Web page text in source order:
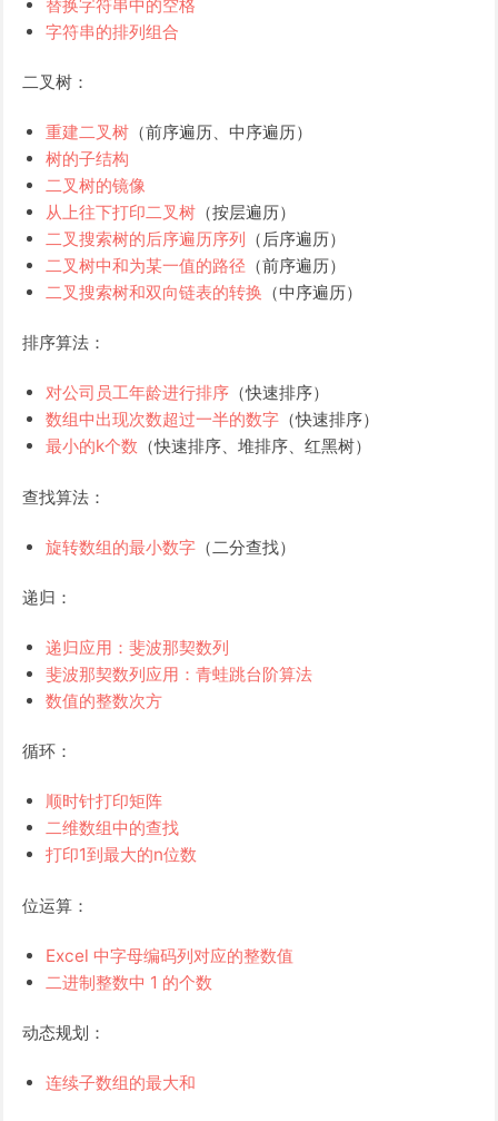
替换字符串中的空格
字符串的排列组合
二叉树：
重建二叉树（前序遍历、中序遍历）
树的子结构
二叉树的镜像
从上往下打印二叉树（按层遍历）
二叉搜索树的后序遍历序列 （后序遍历）
二叉树中和为某一值的路径（前序遍历）
二叉搜索树和双向链表的转换 （中序遍历）
排序算法：
对公司员工年龄进行排序（快速排序）
数组中出现次数超过一半的数字（快速排序）
最小的k个数 （快速排序、堆排序、红黑树）
查找算法：
旋转数组的最小数字（二分查找）
递归：
递归应用：斐波那契数列
斐波那契数列应用：青蛙跳台阶算法
数值的整数次方
循环：
顺时针打印矩阵
二维数组中的查找
打印1到最大的n位数
位运算：
Excel 中字母编码列对应的整数值
二进制整数中 1 的个数
动态规划：
连续子数组的最大和